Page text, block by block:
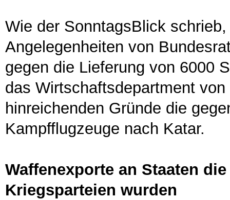
Wie der SonntagsBlick
Angelegenheiten von
gegen die Lieferung von 6000
das Wirtschaftsdepartment
hinreichenden Gründe die
Kampfflugzeuge nach Katar.
Waffenexporte an Staaten
Kriegsparteien wurden